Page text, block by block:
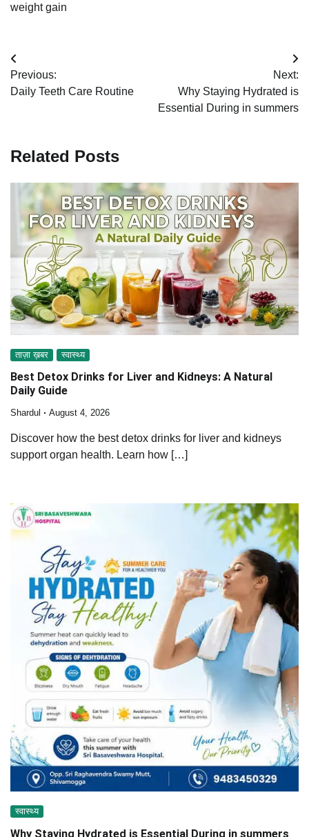
weight gain
Post
navigation
Previous:
Daily Teeth Care Routine
Next:
Why Staying Hydrated is
Essential During in summers
Related Posts
ताज़ा ख़बर स्वास्थ्य
Best Detox Drinks for Liver and Kidneys: A Natural
Daily Guide
Shardul August 4, 2026
Discover how the best detox drinks for liver and kidneys
support organ health. Learn how […]
स्वास्थ्य
Why Staying Hydrated is Essential During in summers